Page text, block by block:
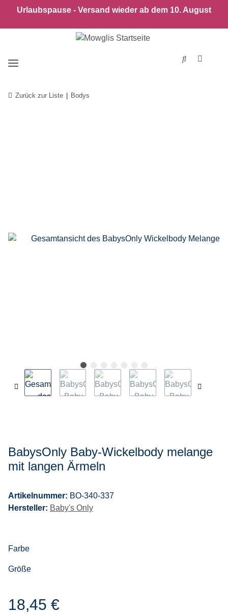
Urlaubspause - Versand wieder ab dem 10. August
Zurück zur Liste Bodys
BabysOnly Baby-Wickelbody melange
mit langen Ärmeln
Artikelnummer: BO-340-337
Hersteller: Baby's Only
Farbe
Größe
18,45 €